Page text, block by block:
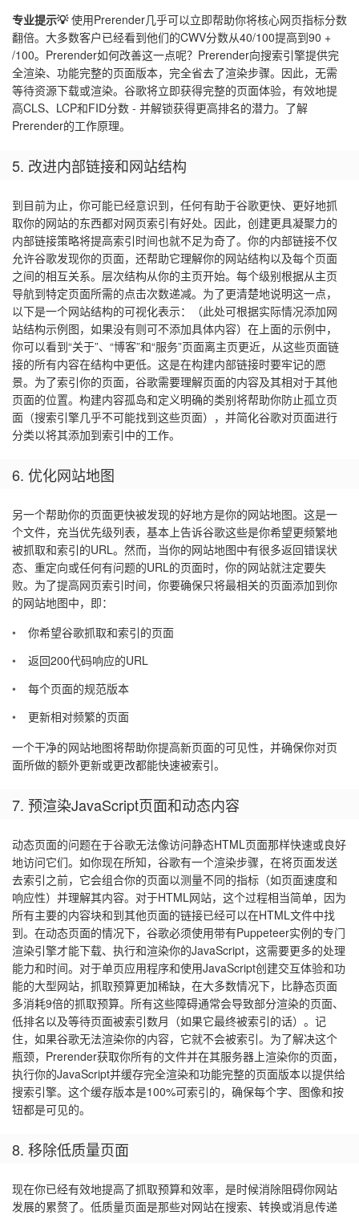
专业提示💡使用Prerender几乎可以立即帮助你将核心网页指标分数
翻倍。大多数客户已经看到他们的CWV分数从40/100提高到90 +
/100。Prerender如何改善这一点呢？Prerender向搜索引擎提供完
全渲染、功能完整的页面版本，完全省去了渲染步骤。因此，无需
等待资源下载或渲染。谷歌将立即获得完整的页面体验，有效地提
高CLS、LCP和FID分数 - 并解锁获得更高排名的潜力。了解
Prerender的工作原理。
5. 改进内部链接和网站结构
到目前为止，你可能已经意识到，任何有助于谷歌更快、更好地抓
取你的网站的东西都对网页索引有好处。因此，创建更具凝聚力的
内部链接策略将提高索引时间也就不足为奇了。你的内部链接不仅
允许谷歌发现你的页面，还帮助它理解你的网站结构以及每个页面
之间的相互关系。层次结构从你的主页开始。每个级别根据从主页
导航到特定页面所需的点击次数递减。为了更清楚地说明这一点，
以下是一个网站结构的可视化表示：（此处可根据实际情况添加网
站结构示例图，如果没有则可不添加具体内容）在上面的示例中，
你可以看到“关于”、“博客”和“服务”页面离主页更近，从这些页面链
接的所有内容在结构中更低。这是在构建内部链接时要牢记的愿
景。为了索引你的页面，谷歌需要理解页面的内容及其相对于其他
页面的位置。构建内容孤岛和定义明确的类别将帮助你防止孤立页
面（搜索引擎几乎不可能找到这些页面），并简化谷歌对页面进行
分类以将其添加到索引中的工作。
6. 优化网站地图
另一个帮助你的页面更快被发现的好地方是你的网站地图。这是一
个文件，充当优先级列表，基本上告诉谷歌这些是你希望更频繁地
被抓取和索引的URL。然而，当你的网站地图中有很多返回错误状
态、重定向或任何有问题的URL的页面时，你的网站就注定要失
败。为了提高网页索引时间，你要确保只将最相关的页面添加到你
的网站地图中，即：
你希望谷歌抓取和索引的页面
返回200代码响应的URL
每个页面的规范版本
更新相对频繁的页面
一个干净的网站地图将帮助你提高新页面的可见性，并确保你对页
面所做的额外更新或更改都能快速被索引。
7. 预渲染JavaScript页面和动态内容
动态页面的问题在于谷歌无法像访问静态HTML页面那样快速或良好
地访问它们。如你现在所知，谷歌有一个渲染步骤，在将页面发送
去索引之前，它会组合你的页面以测量不同的指标（如页面速度和
响应性）并理解其内容。对于HTML网站，这个过程相当简单，因为
所有主要的内容块和到其他页面的链接已经可以在HTML文件中找
到。在动态页面的情况下，谷歌必须使用带有Puppeteer实例的专门
渲染引擎才能下载、执行和渲染你的JavaScript，这需要更多的处理
能力和时间。对于单页应用程序和使用JavaScript创建交互体验和功
能的大型网站，抓取预算更加稀缺，在大多数情况下，比静态页面
多消耗9倍的抓取预算。所有这些障碍通常会导致部分渲染的页面、
低排名以及等待页面被索引数月（如果它最终被索引的话）。记
住，如果谷歌无法渲染你的内容，它就不会被索引。为了解决这个
瓶颈，Prerender获取你所有的文件并在其服务器上渲染你的页面，
执行你的JavaScript并缓存完全渲染和功能完整的页面版本以提供给
搜索引擎。这个缓存版本是100%可索引的，确保每个字、图像和按
钮都是可见的。
8. 移除低质量页面
现在你已经有效地提高了抓取预算和效率，是时候消除阻碍你网站
发展的累赘了。低质量页面是那些对网站在搜索、转换或消息传递